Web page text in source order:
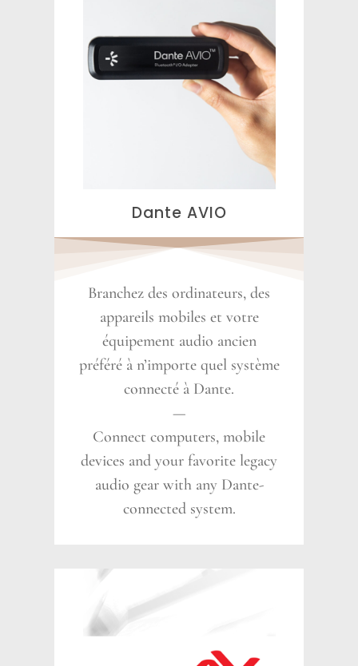
Dante AVIO
Branchez des ordinateurs, des
appareils mobiles et votre
équipement audio ancien
préféré à n’importe quel système
connecté à Dante.
—
Connect computers, mobile
devices and your favorite legacy
audio gear with any Dante-
connected system.